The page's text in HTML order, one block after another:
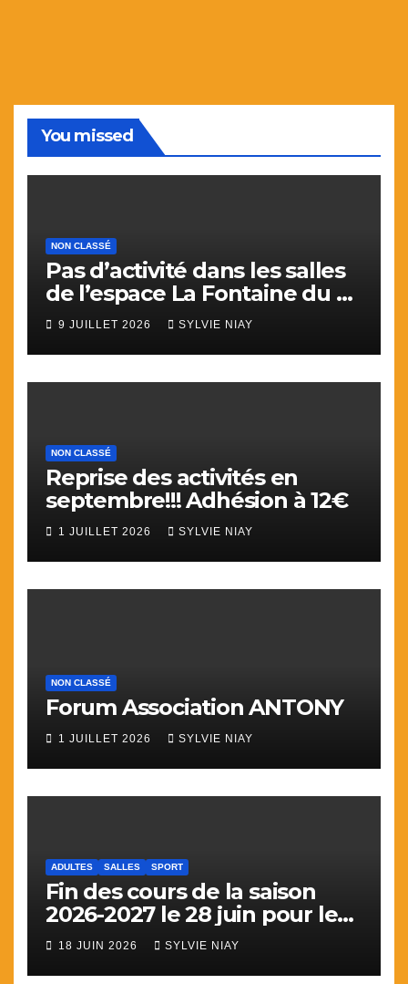
You missed
NON CLASSÉ
Pas d’activité dans les salles
de l’espace La Fontaine du 9
juillet au 31 aout.
9 JUILLET 2026 SYLVIE NIAY
NON CLASSÉ
Reprise des activités en
septembre!!! Adhésion à 12€
1 JUILLET 2026 SYLVIE NIAY
NON CLASSÉ
Forum Association ANTONY
1 JUILLET 2026 SYLVIE NIAY
ADULTES SALLES SPORT
Fin des cours de la saison
2026-2027 le 28 juin pour le
sport
18 JUIN 2026 SYLVIE NIAY